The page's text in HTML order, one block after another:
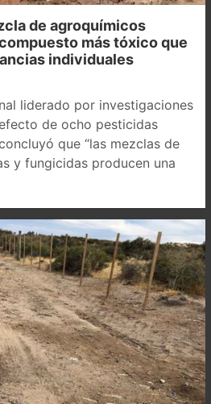
de agroquímicos
más tóxico que
individuales
liderado por investigaciones
de ocho pesticidas
que “las mezclas de
y fungicidas producen una